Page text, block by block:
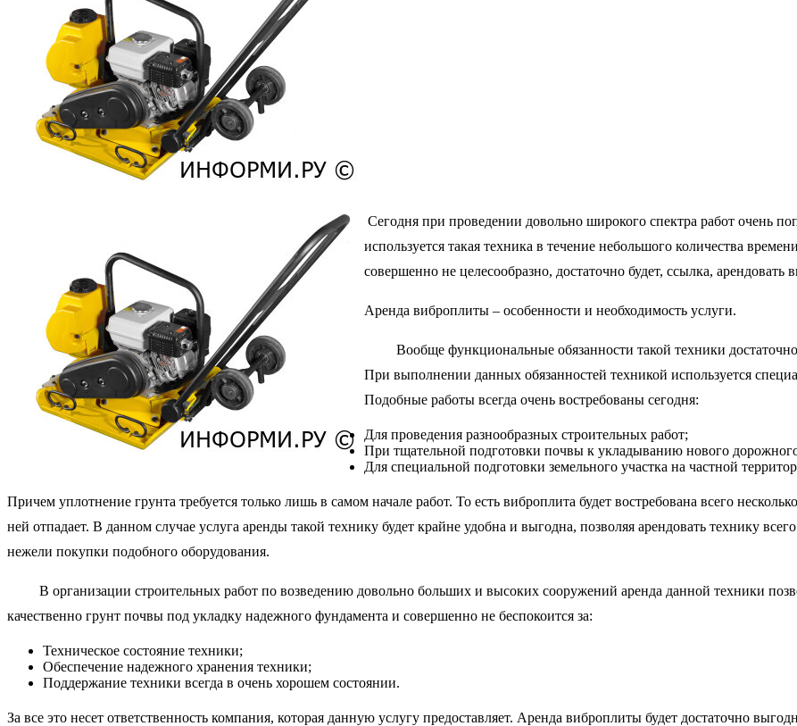
Сегодня при проведении довольно широкого спектра работ очень
используется такая техника в течение небольшого количества
совершенно не целесообразно, достаточно будет, ссылка,
Аренда виброплиты – особенности и необходимость услуги.
Вообще функциональные обязанности такой техники достаточно
При выполнении данных обязанностей техникой используется
Подобные работы всегда очень востребованы сегодня:
Для проведения разнообразных строительных работ;
При тщательной подготовки почвы к укладыванию нового
Для специальной подготовки земельного участка на частной
Причем уплотнение грунта требуется только лишь в самом начале работ. То есть виброплита будет востребована всего
ней отпадает. В данном случае услуга аренды такой технику будет крайне удобна и выгодна, позволяя арендовать технику
нежели покупки подобного оборудования.
В организации строительных работ по возведению довольно больших и высоких сооружений аренда данной техники
качественно грунт почвы под укладку надежного фундамента и совершенно не беспокоится за:
Техническое состояние техники;
Обеспечение надежного хранения техники;
Поддержание техники всегда в очень хорошем состоянии.
За все это несет ответственность компания, которая данную услугу предоставляет. Аренда виброплиты будет достаточно